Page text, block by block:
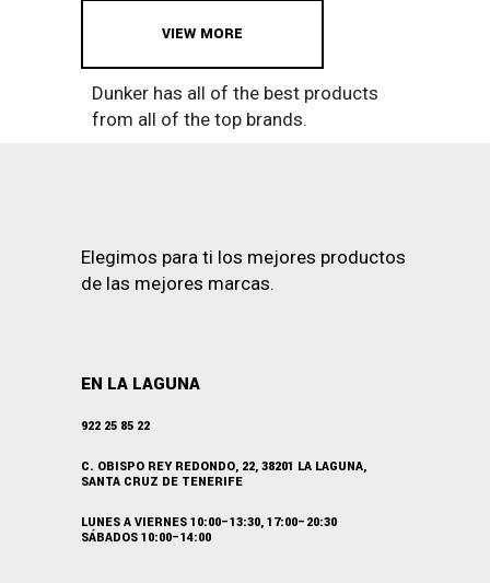
VIEW MORE
Dunker has all of the best products
from all of the top brands.
Elegimos para ti los mejores productos
de las mejores marcas.
EN LA LAGUNA
922 25 85 22
C. OBISPO REY REDONDO, 22, 38201 LA LAGUNA,
SANTA CRUZ DE TENERIFE
LUNES A VIERNES 10:00–13:30, 17:00–20:30
SÁBADOS 10:00–14:00